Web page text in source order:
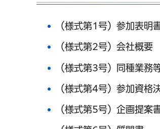
（様式第1号）参加表明
（様式第2号）会社概要
（様式第3号）同種業務
（様式第4号）参加資格
（様式第5号）企画提案